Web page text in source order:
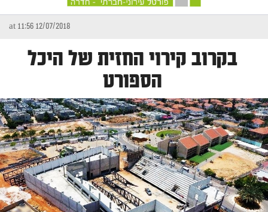
12/07/2018 at 11:56
בקרוב קירוי החזית של היכל
הספורט